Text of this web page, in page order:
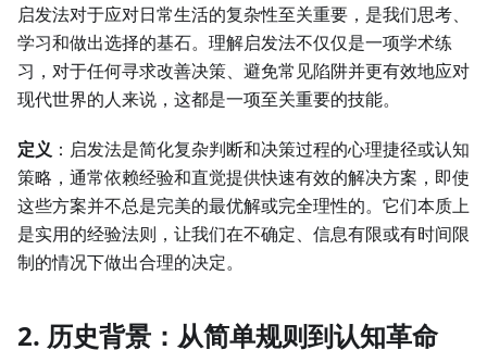
启发法对于应对日常生活的复杂性至关重要，是我们思考、
学习和做出选择的基石。理解启发法不仅仅是一项学术练
习，对于任何寻求改善决策、避免常见陷阱并更有效地应对
现代世界的人来说，这都是一项至关重要的技能。
定义 ：启发法是简化复杂判断和决策过程的心理捷径或认知
策略，通常依赖经验和直觉提供快速有效的解决方案，即使
这些方案并不总是完美的最优解或完全理性的。它们本质上
是实用的经验法则，让我们在不确定、信息有限或有时间限
制的情况下做出合理的决定。
2. 历史背景：从简单规则到认知革命